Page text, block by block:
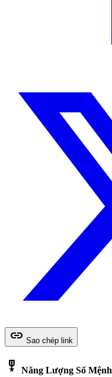
link Sao chép link
military_tech Năng Lượng Số Mệnh